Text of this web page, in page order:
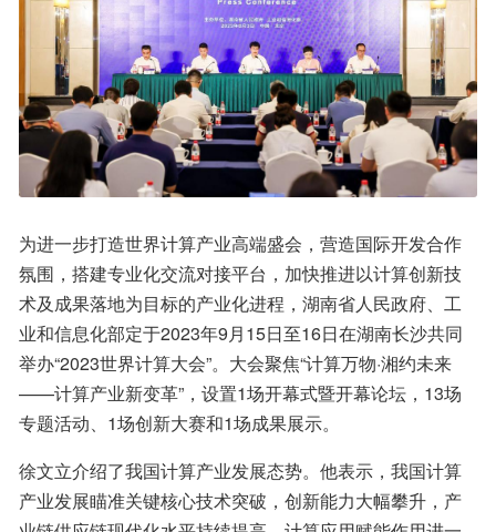
为进一步打造世界计算产业高端盛会，营造国际开发合作
氛围，搭建专业化交流对接平台，加快推进以计算创新技
术及成果落地为目标的产业化进程，湖南省人民政府、工
业和信息化部定于2023年9月15日至16日在湖南长沙共同
举办“2023世界计算大会”。大会聚焦“计算万物·湘约未来
——计算产业新变革”，设置1场开幕式暨开幕论坛，13场
专题活动、1场创新大赛和1场成果展示。
徐文立介绍了我国计算产业发展态势。他表示，我国计算
产业发展瞄准关键核心技术突破，创新能力大幅攀升，产